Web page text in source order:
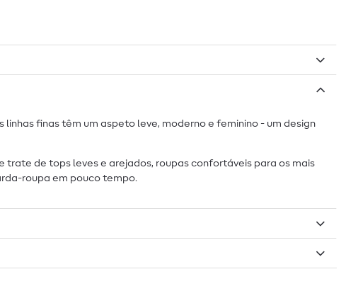
finas têm um aspeto leve, moderno e feminino - um design
de tops leves e arejados, roupas confortáveis para os mais
roupa em pouco tempo.